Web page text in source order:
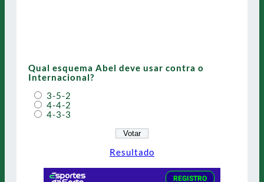
Qual esquema Abel deve usar contra o
Internacional?
3-5-2
4-4-2
4-3-3
Resultado